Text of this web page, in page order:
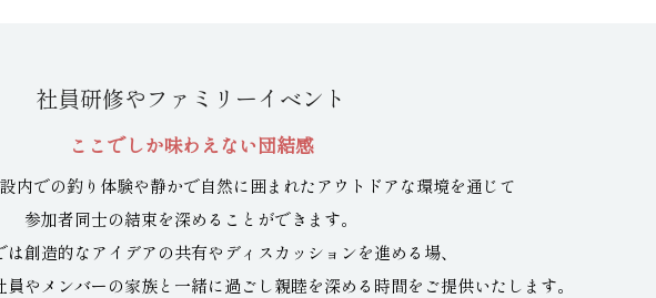
社員研修やファミリーイベント
ここでしか味わえない団結感
内での釣り体験や静かで自然に囲まれたアウトドアな環境を通じて
参加者同士の結束を深めることができます。
は創造的なアイデアの共有や ディスカッションを進める場、
員やメンバーの家族と一緒に過ごし親睦を深める時間を ご提供いたします。